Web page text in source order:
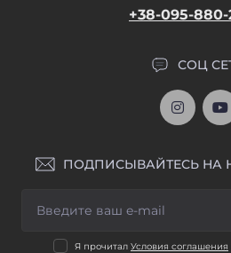
+38-095-
СОЦ
ПОДПИСЫВАЙТЕСЬ НА
Я прочитал Условия соглашения